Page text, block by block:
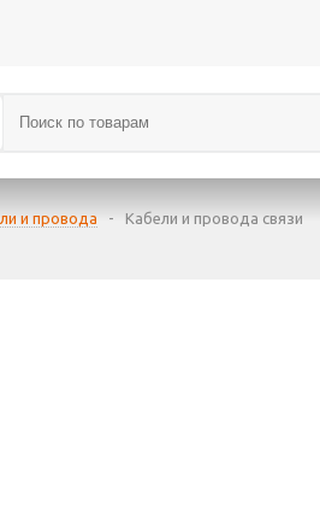
и провода - Кабели и провода связи